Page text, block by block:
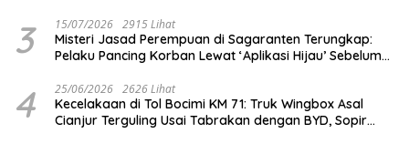
3 15/07/2026 2915 Lihat
Misteri Jasad Perempuan di Sagaranten Terungkap:
Pelaku Pancing Korban Lewat ‘Aplikasi Hijau’ Sebelum
4 25/06/2026 2626 Lihat
Kecelakaan di Tol Bocimi KM 71: Truk Wingbox Asal
Cianjur Terguling Usai Tabrakan dengan BYD, Sopir